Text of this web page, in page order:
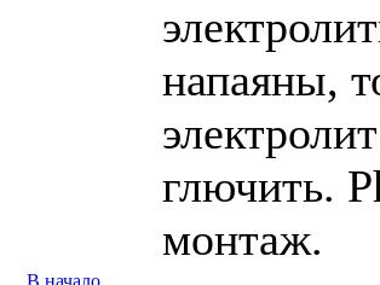
напаяны,
глючить.
монтаж.
В начало